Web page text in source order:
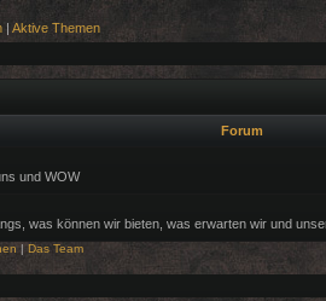
| Aktive Themen
Forum
und WOW
was können wir bieten, was erwarten wir und
| Das Team